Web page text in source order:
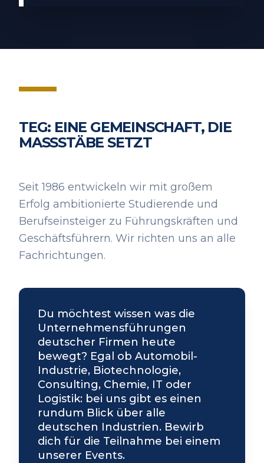
TEG: EINE GEMEINSCHAFT, DIE
MASSSTÄBE SETZT
Seit 1986 entwickeln wir mit großem
Erfolg ambitionierte Studierende und
Berufseinsteiger zu Führungskräften und
Geschäftsführern. Wir richten uns an alle
Fachrichtungen.
Du möchtest wissen was die
Unternehmensführungen
deutscher Firmen heute
bewegt? Egal ob Automobil-
Industrie, Biotechnologie,
Consulting, Chemie, IT oder
Logistik: bei uns gibt es einen
rundum Blick über alle
deutschen Industrien. Bewirb
dich für die Teilnahme bei einem
unserer Events.